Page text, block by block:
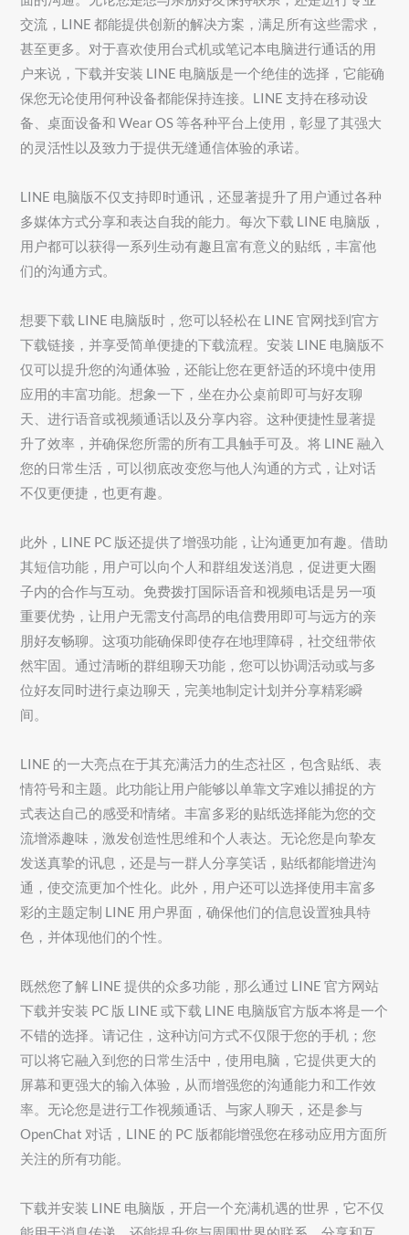
交流，LINE 都能提供创新的解决方案，满足所有这些需求，
甚至更多。对于喜欢使用台式机或笔记本电脑进行通话的用
户来说，下载并安装 LINE 电脑版是一个绝佳的选择，它能确
保您无论使用何种设备都能保持连接。LINE 支持在移动设
备、桌面设备和 Wear OS 等各种平台上使用，彰显了其强大
的灵活性以及致力于提供无缝通信体验的承诺。
LINE 电脑版不仅支持即时通讯，还显著提升了用户通过各种
多媒体方式分享和表达自我的能力。每次下载 LINE 电脑版，
用户都可以获得一系列生动有趣且富有意义的贴纸，丰富他
们的沟通方式。
想要下载 LINE 电脑版时，您可以轻松在 LINE 官网找到官方
下载链接，并享受简单便捷的下载流程。安装 LINE 电脑版不
仅可以提升您的沟通体验，还能让您在更舒适的环境中使用
应用的丰富功能。想象一下，坐在办公桌前即可与好友聊
天、进行语音或视频通话以及分享内容。这种便捷性显著提
升了效率，并确保您所需的所有工具触手可及。将 LINE 融入
您的日常生活，可以彻底改变您与他人沟通的方式，让对话
不仅更便捷，也更有趣。
此外，LINE PC 版还提供了增强功能，让沟通更加有趣。借助
其短信功能，用户可以向个人和群组发送消息，促进更大圈
子内的合作与互动。免费拨打国际语音和视频电话是另一项
重要优势，让用户无需支付高昂的电信费用即可与远方的亲
朋好友畅聊。这项功能确保即使存在地理障碍，社交纽带依
然牢固。通过清晰的群组聊天功能，您可以协调活动或与多
位好友同时进行桌边聊天，完美地制定计划并分享精彩瞬
间。
LINE 的一大亮点在于其充满活力的生态社区，包含贴纸、表
情符号和主题。此功能让用户能够以单靠文字难以捕捉的方
式表达自己的感受和情绪。丰富多彩的贴纸选择能为您的交
流增添趣味，激发创造性思维和个人表达。无论您是向挚友
发送真挚的讯息，还是与一群人分享笑话，贴纸都能增进沟
通，使交流更加个性化。此外，用户还可以选择使用丰富多
彩的主题定制 LINE 用户界面，确保他们的信息设置独具特
色，并体现他们的个性。
既然您了解 LINE 提供的众多功能，那么通过 LINE 官方网站
下载并安装 PC 版 LINE 或下载 LINE 电脑版官方版本将是一个
不错的选择。请记住，这种访问方式不仅限于您的手机；您
可以将它融入到您的日常生活中，使用电脑，它提供更大的
屏幕和更强大的输入体验，从而增强您的沟通能力和工作效
率。无论您是进行工作视频通话、与家人聊天，还是参与
OpenChat 对话，LINE 的 PC 版都能增强您在移动应用方面所
关注的所有功能。
下载并安装 LINE 电脑版，开启一个充满机遇的世界，它不仅